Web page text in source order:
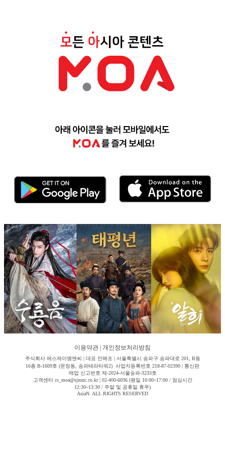
이용약관 개인정보처리방침
주식회사 에스제이엠엔씨 | 대표 안해조 | 서울특별시 송파구 송파대로 201, B동
16층 B-1609호 (문정동, 송파테라타워2) 사업자등록번호 218-87-02390 | 통신판
매업 신고번호 제-2024-서울송파-3233호
고객센터 cs_moa@sjmnc.co.kr | 02-400-6036 (평일 10:00~17:00 / 점심시간
12:30~13:30 / 주말 및 공휴일 휴무)
AsiaN. ALL RIGHTS RESERVED